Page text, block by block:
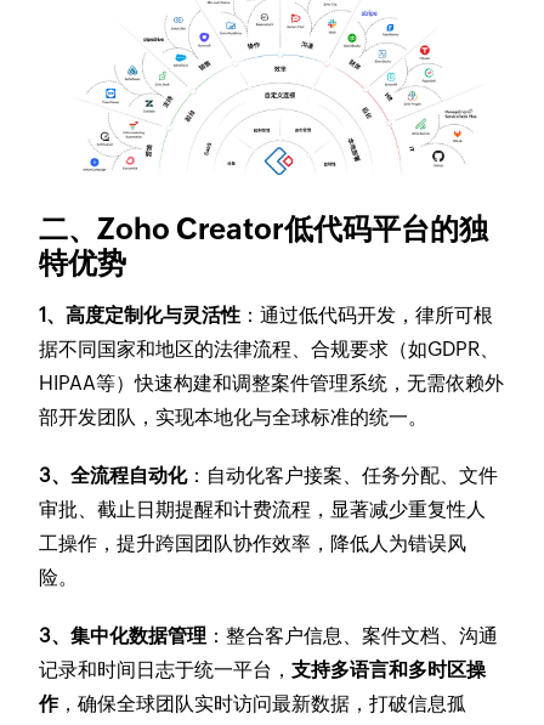
二、Zoho Creator低代码平台的独
特优势
1、高度定制化与灵活性 ：通过低代码开发，律所可根
据不同国家和地区的法律流程、合规要求（如GDPR、
HIPAA等）快速构建和调整案件管理系统，无需依赖外
部开发团队，实现本地化与全球标准的统一。
3、全流程自动化：自动化客户接案、任务分配、文件
审批、截止日期提醒和计费流程，显著减少重复性人
工操作，提升跨国团队协作效率，降低人为错误风
险。
3、集中化数据管理 ：整合客户信息、案件文档、沟通
记录和时间日志于统一平台，支持多语言和多时区操
作，确保全球团队实时访问最新数据，打破信息孤